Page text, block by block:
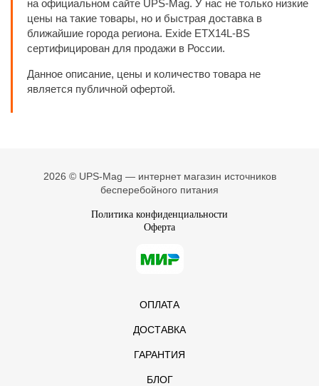
на официальном сайте UPS-Mag. У нас не только низкие
цены на такие товары, но и быстрая доставка в
ближайшие города региона. Exide ETX14L-BS
сертифицирован для продажи в России.
Данное описание, цены и количество товара не
является публичной офертой.
2026 © UPS-Mag — интернет магазин источников
бесперебойного питания
Политика конфиденциальности
Оферта
ОПЛАТА
ДОСТАВКА
ГАРАНТИЯ
БЛОГ